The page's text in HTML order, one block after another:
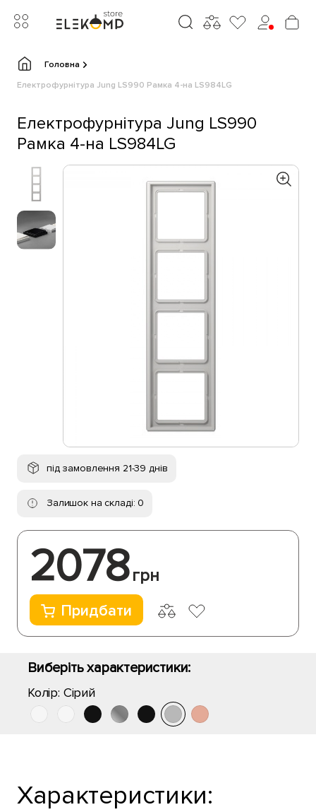
Головна
Електрофурнітура Jung LS990 Рамка 4-на LS984LG
Електрофурнітура Jung LS990
Рамка 4-на LS984LG
під замовлення 21-39 днів
Залишок на складі: 0
2078грн
Придбати
Виберіть характеристики:
Колір: Сірий
Характеристики: